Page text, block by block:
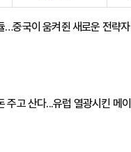
…중국이 움켜쥔 새로운 전략자
주고 산다...유럽 열광시킨 메이